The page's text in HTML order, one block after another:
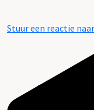
Stuur een reactie